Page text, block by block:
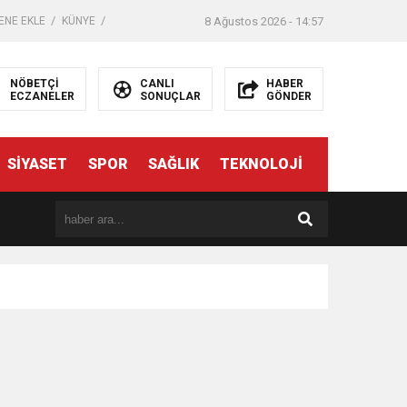
EKLE KÜNYE 8 Ağustos 2026 - 14:57
NÖBETÇİ
ECZANELER
CANLI
SONUÇLAR
HABER
GÖNDER
SİYASET SPOR SAĞLIK TEKNOLOJİ